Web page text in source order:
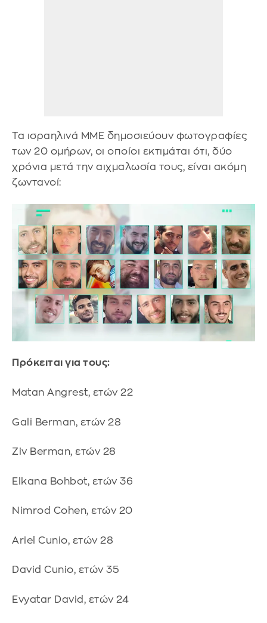
Τα ισραηλινά ΜΜΕ δημοσιεύουν φωτογραφίες
των 20 ομήρων, οι οποίοι εκτιμάται ότι, δύο
χρόνια μετά την αιχμαλωσία τους, είναι ακόμη
ζωντανοί:
Πρόκειται για τους:
Matan Angrest, ετών 22
Gali Berman, ετών 28
Ziv Berman, ετών 28
Elkana Bohbot, ετών 36
Nimrod Cohen, ετών 20
Ariel Cunio, ετών 28
David Cunio, ετών 35
Evyatar David, ετών 24